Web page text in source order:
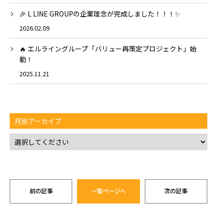
🎉 L LINE GROUPの企業理念が完成しました！！！✨
2026.02.09
🔥 エルライングループ「バリュー再策定プロジェクト」始
動！
2025.11.21
月別アーカイブ
前の記事 一覧ページへ 次の記事